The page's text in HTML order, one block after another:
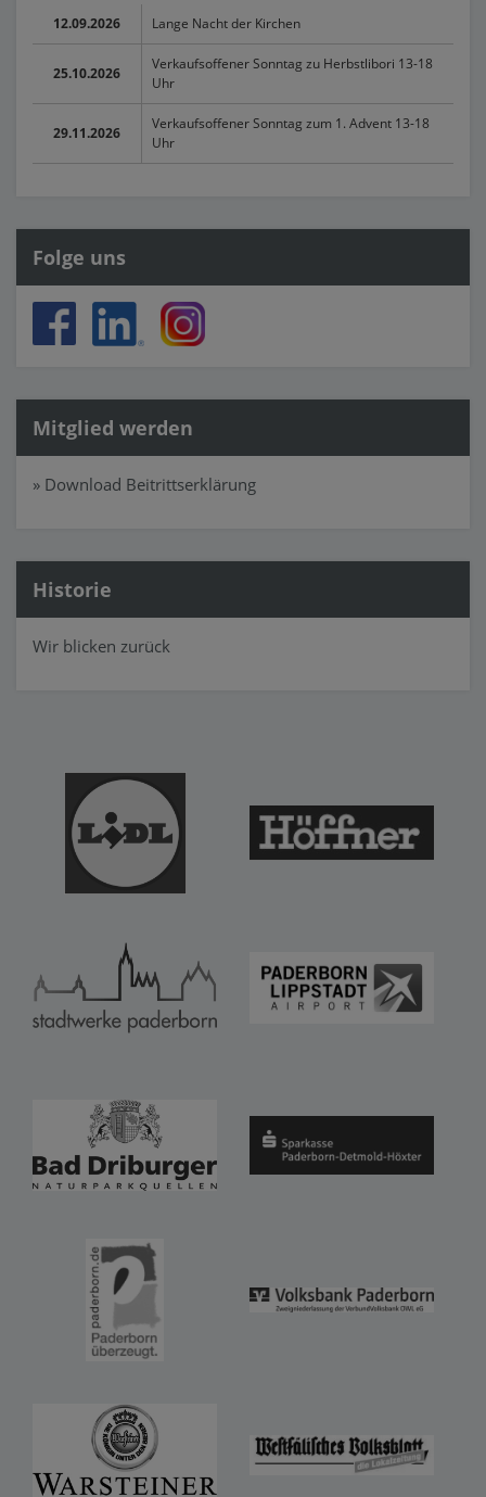
12.09.2026 Lange Nacht der Kirchen
25.10.2026
Verkaufsoffener Sonntag zu Herbstlibori 13-18
Uhr
29.11.2026
Verkaufsoffener Sonntag zum 1. Advent 13-18
Uhr
Folge uns
Mitglied werden
» Download Beitrittserklärung
Historie
Wir blicken zurück